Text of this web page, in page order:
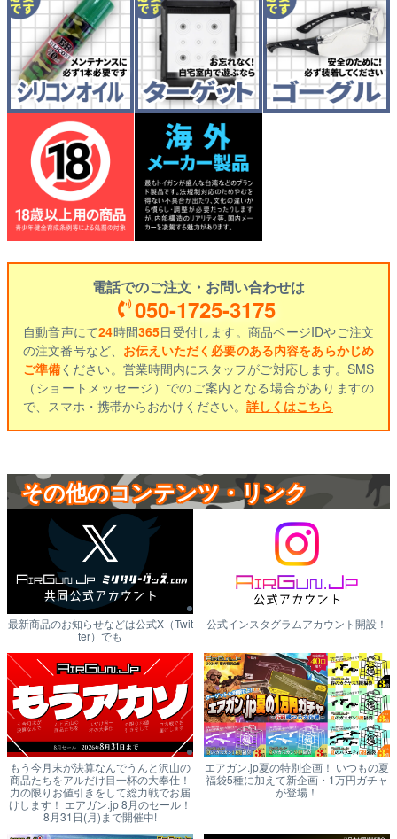
電話でのご注文・お問い合わせは
050-1725-3175
自動音声にて24時間365日受付します。商品ページIDやご注文
の注文番号など、 お伝えいただく必要のある内容をあらかじめ
ご準備ください。営業時間内にスタッフがご対応します。SMS
（ショートメッセージ）でのご案内となる場合がありますの
で、スマホ・携帯からおかけください。 詳しくはこちら
その他のコンテンツ・リンク
最新商品のお知らせなどは公式X（Twit
ter）でも
公式インスタグラムアカウント開設！
もう今月末が決算なんでうんと沢山の
商品たちをアルだけ目一杯の大奉仕！
力の限りお値引きをして総力戦でお届
けします！ エアガン.jp 8月のセール！
8月31日(月)まで開催中!
エアガン.jp夏の特別企画！ いつもの夏
福袋5種に加えて新企画・1万円ガチャ
が登場！